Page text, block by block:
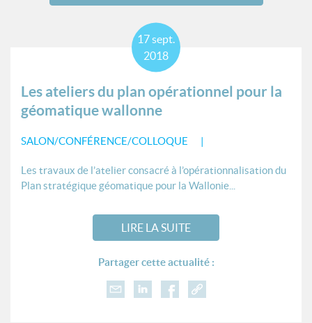
Les ateliers du plan opérationnel pour la
géomatique wallonne
SALON/CONFÉRENCE/COLLOQUE
17sept.
2018
Les travaux de l’atelier consacré à l’opérationnalisation du
Plan stratégique géomatique pour la Wallonie...
LIRE LA SUITE
Partager cette actualité :